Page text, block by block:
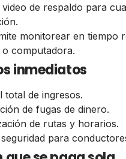
de respaldo para
monitorear en tiempo
computadora.
inmediatos
total de ingresos.
de fugas de dinero.
de rutas y horarios.
para